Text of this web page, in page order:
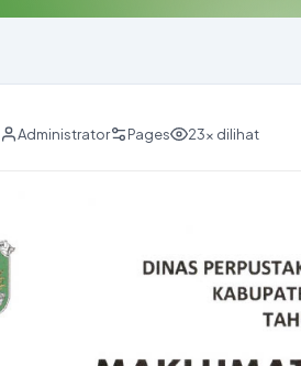
Administrator Pages 23x dilihat